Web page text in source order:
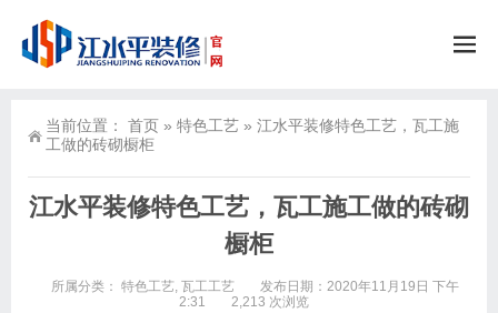
当前位置： 首页 » 特色工艺 » 江水平装修特色工艺，瓦工施
工做的砖砌橱柜
江水平装修特色工艺，瓦工施工做的砖砌
橱柜
所属分类： 特色工艺, 瓦工工艺
发布日期：2020年11月19日 下午
2:31
2,213 次浏览